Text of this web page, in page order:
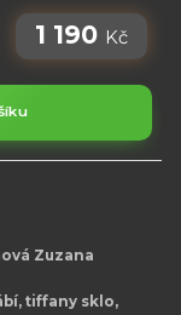
1 190 Kč
Zuzana
tiffany sklo,